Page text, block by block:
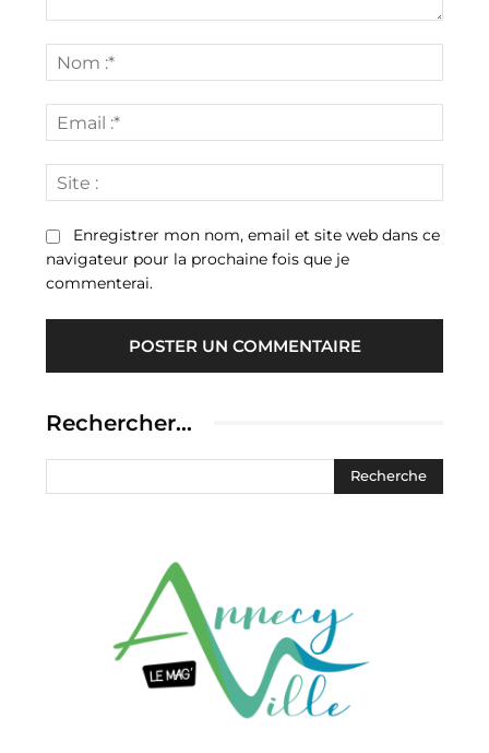
:*
:*
:
Enregistrer mon nom, email et site web dans ce
navigateur pour la prochaine fois que je
commenterai.
Rechercher…